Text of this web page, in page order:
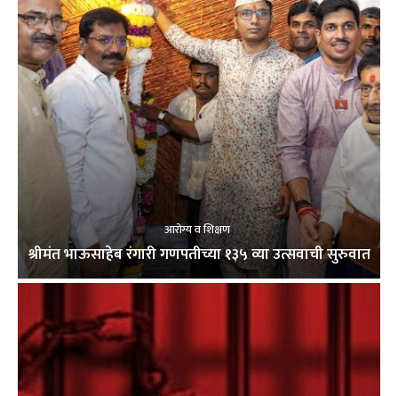
आरोग्य व शिक्षण
श्रीमंत भाऊसाहेब रंगारी गणपतीच्या १३५ व्या उत्सवाची सुरुवात